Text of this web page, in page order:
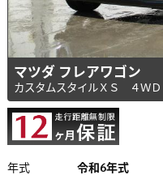
マツダ フレアワゴン
カスタムスタイルＸＳ ４Ｗ
年式 令和6年式